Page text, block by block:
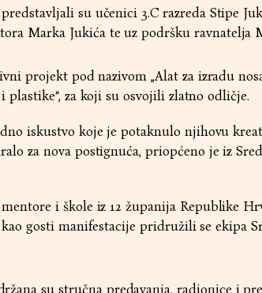
su učenici 3.C razreda Stipe
Marka Jukića te uz podršku ravnatelja
projekt pod nazivom „Alat za izradu
za koji su osvojili zlatno odličje.
iskustvo koje je potaknulo njihovu
za nova postignuća, priopćeno je iz
i škole iz 12 županija Republike
gosti manifestacije pridružili se ekipa